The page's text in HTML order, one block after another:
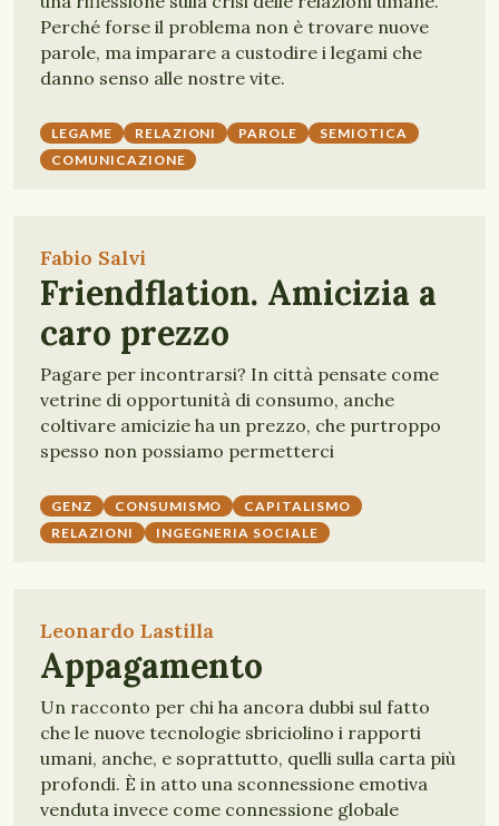
Perché forse il problema non è trovare nuove
parole, ma imparare a custodire i legami che
danno senso alle nostre vite.
LEGAME RELAZIONI PAROLE
SEMIOTICA
COMUNICAZIONE
Fabio Salvi
Friendflation. Amicizia a
caro prezzo
Pagare per incontrarsi? In città pensate come
vetrine di opportunità di consumo, anche
coltivare amicizie ha un prezzo, che purtroppo
spesso non possiamo permetterci
GENZ CONSUMISMO
CAPITALISMO
RELAZIONI
INGEGNERIA SOCIALE
Leonardo Lastilla
Appagamento
Un racconto per chi ha ancora dubbi sul fatto
che le nuove tecnologie sbriciolino i rapporti
umani, anche, e soprattutto, quelli sulla carta più
profondi. È in atto una sconnessione emotiva
venduta invece come connessione globale